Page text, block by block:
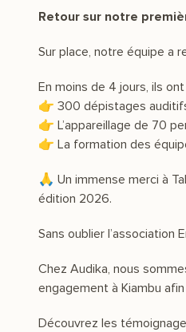
Retour sur notre
Sur place, notre équipe a
En moins de 4 jours, ils
👉 300 dépistages
👉 L’appareillage de 70
👉 La formation des
🙏 Un immense merci à
édition 2026.
Sans oublier l’association
Chez Audika, nous
engagement à Kiambu
Découvrez les